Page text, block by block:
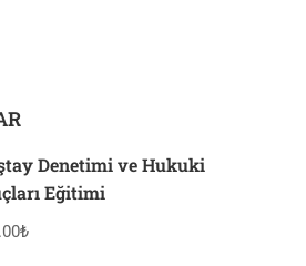
Denetimi ve Hukuki
Eğitimi